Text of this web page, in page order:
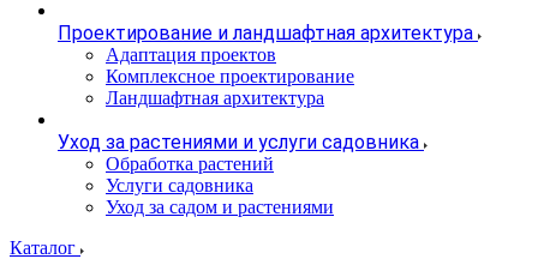
Проектирование и ландшафтная архитектура
Адаптация проектов
Комплексное проектирование
Ландшафтная архитектура
Уход за растениями и услуги садовника
Обработка растений
Услуги садовника
Уход за садом и растениями
Каталог